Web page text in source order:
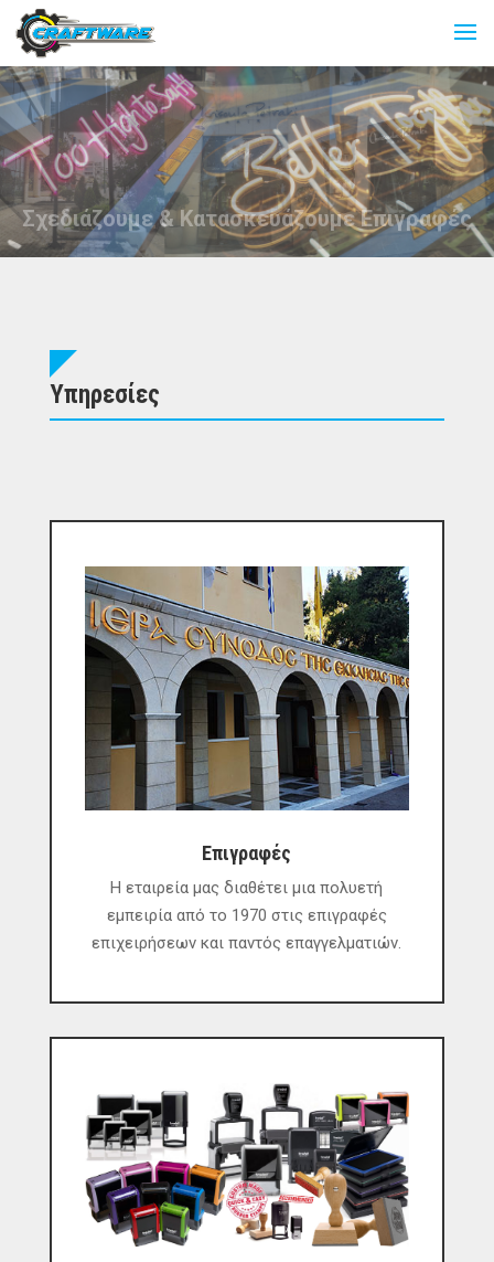
Υπηρεσίες
Επιγραφές
Η εταιρεία μας διαθέτει μια πολυετή
εμπειρία από το 1970 στις επιγραφές
επιχειρήσεων και παντός επαγγελματιών.